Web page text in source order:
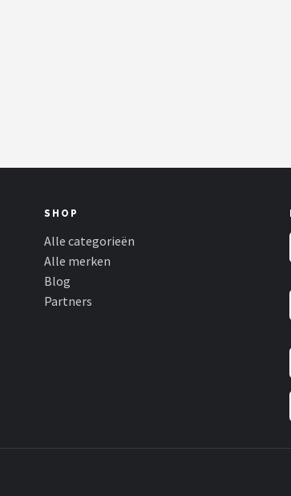
SHOP
Alle categorieën
Alle merken
Blog
Partners